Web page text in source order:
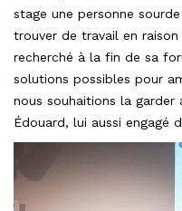
stage une personne
trouver de travail en
recherché à la fin de sa
solutions possibles pour
nous souhaitions la
Édouard, lui aussi engagé